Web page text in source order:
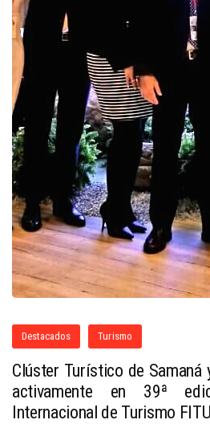
Destacados Turismo
Clúster Turístico de Samaná
activamente en 39ª
Internacional de Turismo